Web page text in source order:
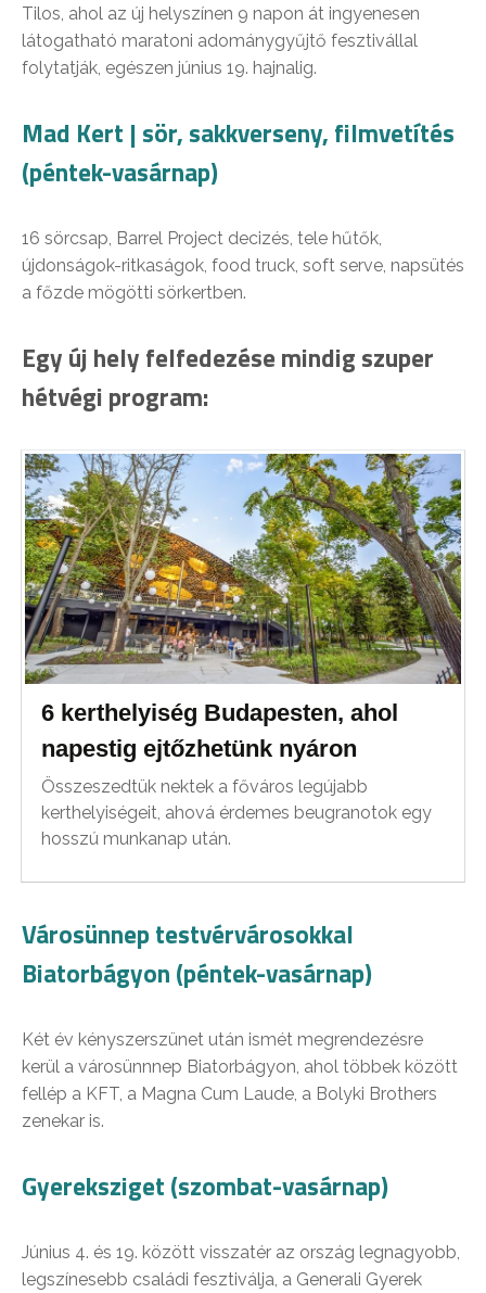
Tilos, ahol az új helyszínen 9 napon át ingyenesen
látogatható maratoni adománygyűjtő fesztivállal
folytatják, egészen június 19. hajnalig.
Mad Kert | sör, sakkverseny, filmvetítés
(péntek-vasárnap)
16 sörcsap, Barrel Project decizés, tele hűtők,
újdonságok-ritkaságok, food truck, soft serve, napsütés
a főzde mögötti sörkertben.
Egy új hely felfedezése mindig szuper
hétvégi program:
6 kerthelyiség Budapesten, ahol
napestig ejtőzhetünk nyáron
Összeszedtük nektek a főváros legújabb
kerthelyiségeit, ahová érdemes beugranotok egy
hosszú munkanap után.
Városünnep testvérvárosokkal
Biatorbágyon (péntek-vasárnap)
Két év kényszerszünet után ismét megrendezésre
kerül a városünnnep Biatorbágyon, ahol többek között
fellép a KFT, a Magna Cum Laude, a Bolyki Brothers
zenekar is.
Gyereksziget (szombat-vasárnap)
Június 4. és 19. között visszatér az ország legnagyobb,
legszínesebb családi fesztiválja, a Generali Gyerek